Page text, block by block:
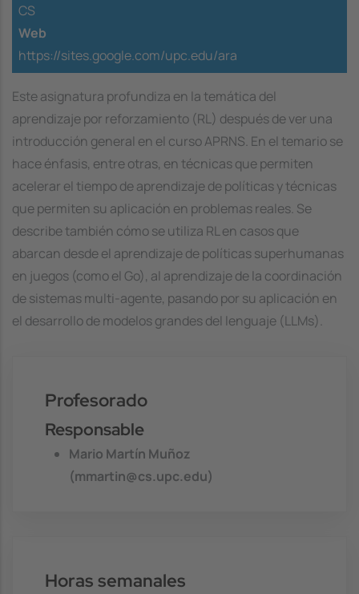
CS
Web
https://sites.google.com/upc.edu/ara
Este asignatura profundiza en la temática del
aprendizaje por reforzamiento (RL) después de ver una
introducción general en el curso APRNS. En el temario se
hace énfasis, entre otras, en técnicas que permiten
acelerar el tiempo de aprendizaje de políticas y técnicas
que permiten su aplicación en problemas reales. Se
describe también cómo se utiliza RL en casos que
abarcan desde el aprendizaje de políticas superhumanas
en juegos (como el Go), al aprendizaje de la coordinación
de sistemas multi-agente, pasando por su aplicación en
el desarrollo de modelos grandes del lenguaje (LLMs).
Profesorado
Responsable
Mario Martín Muñoz
(mmartin@cs.upc.edu)
Horas semanales